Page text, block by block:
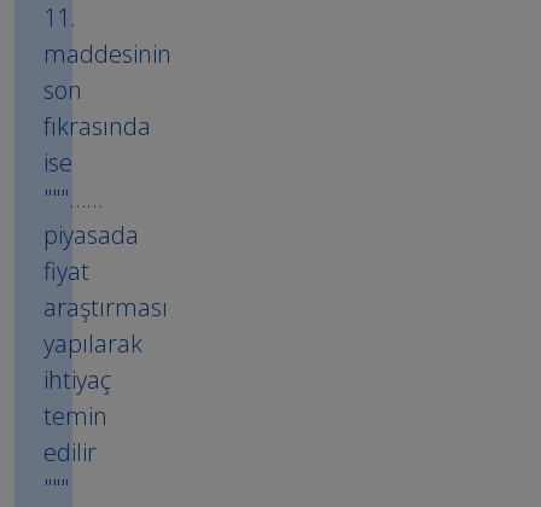
11.
maddesinin
son
fıkrasında
ise
"""……
piyasada
fiyat
araştırması
yapılarak
ihtiyaç
temin
edilir
"""